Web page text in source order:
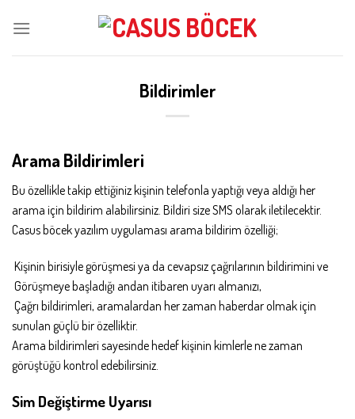
Bildirimler
Arama Bildirimleri
Bu özellikle takip ettiğiniz kişinin telefonla yaptığı veya aldığı her
arama için bildirim alabilirsiniz. Bildiri size SMS olarak iletilecektir.
Casus böcek yazılım uygulaması arama bildirim özelliği;
Kişinin birisiyle görüşmesi ya da cevapsız çağrılarının bildirimini ve
Görüşmeye başladığı andan itibaren uyarı almanızı,
Çağrı bildirimleri, aramalardan her zaman haberdar olmak için
sunulan güçlü bir özelliktir.
Arama bildirimleri sayesinde hedef kişinin kimlerle ne zaman
görüştüğü kontrol edebilirsiniz.
Sim Değiştirme Uyarısı